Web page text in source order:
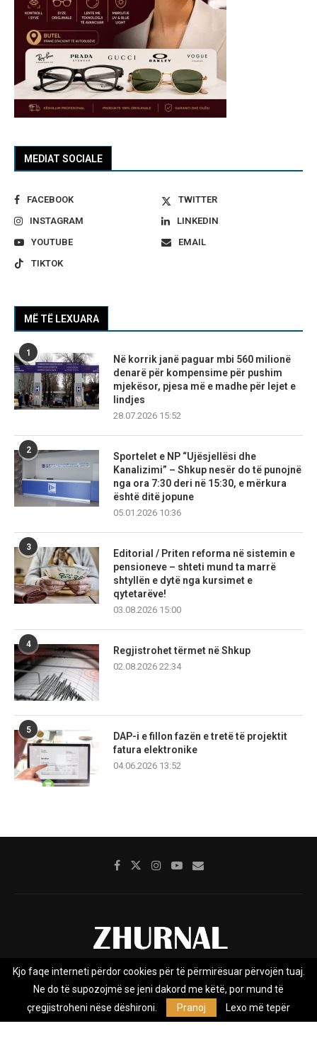
MEDIAT SOCIALE
FACEBOOK
TWITTER
INSTAGRAM
LINKEDIN
YOUTUBE
EMAIL
TIKTOK
MË TË LEXUARA
1
Në korrik janë paguar mbi 560 milionë
denarë për kompensime për pushim
mjekësor, pjesa më e madhe për lejet e
lindjes
28.07.2026 15:52
2
Sportelet e NP “Ujësjellësi dhe
Kanalizimi” – Shkup nesër do të punojnë
nga ora 7:30 deri në 15:30, e mërkura
është ditë jopune
05.01.2026 10:36
3
Editorial / Priten reforma në sistemin e
pensioneve – shteti mund ta marrë
shtyllën e dytë nga kursimet e
qytetarëve!
03.08.2026 15:00
4
Regjistrohet tërmet në Shkup
02.08.2026 22:34
5
DAP-i e fillon fazën e tretë të projektit
fatura elektronike
04.06.2026 13:52
Rreth nesh Impresumi Marketing
Kontakt
Privacy Policy
Zhurnal.mk është Agjenci e Lajmeve e pavarur, e themeluar në vitin
Kjo faqe interneti përdor cookies për të përmirësuar përvojën tuaj.
Ne do të supozojmë se jeni dakord me këtë, por mund të
çregjistroheni nëse dëshironi.
Pranoj Lexo më tepër